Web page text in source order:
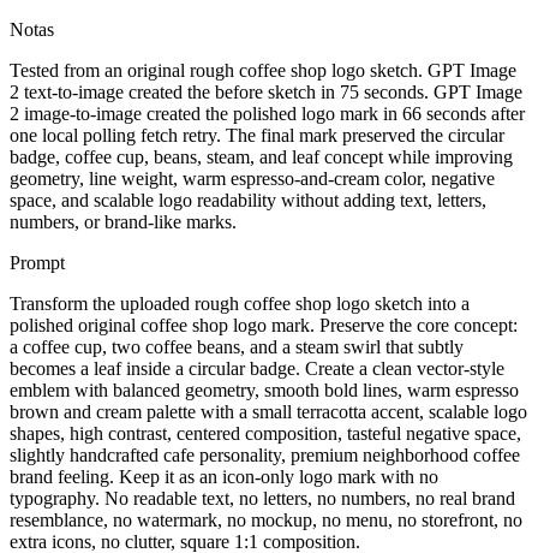
Notas
Tested from an original rough coffee shop logo sketch. GPT Image
2 text-to-image created the before sketch in 75 seconds. GPT Image
2 image-to-image created the polished logo mark in 66 seconds after
one local polling fetch retry. The final mark preserved the circular
badge, coffee cup, beans, steam, and leaf concept while improving
geometry, line weight, warm espresso-and-cream color, negative
space, and scalable logo readability without adding text, letters,
numbers, or brand-like marks.
Prompt
Transform the uploaded rough coffee shop logo sketch into a
polished original coffee shop logo mark. Preserve the core concept:
a coffee cup, two coffee beans, and a steam swirl that subtly
becomes a leaf inside a circular badge. Create a clean vector-style
emblem with balanced geometry, smooth bold lines, warm espresso
brown and cream palette with a small terracotta accent, scalable logo
shapes, high contrast, centered composition, tasteful negative space,
slightly handcrafted cafe personality, premium neighborhood coffee
brand feeling. Keep it as an icon-only logo mark with no
typography. No readable text, no letters, no numbers, no real brand
resemblance, no watermark, no mockup, no menu, no storefront, no
extra icons, no clutter, square 1:1 composition.